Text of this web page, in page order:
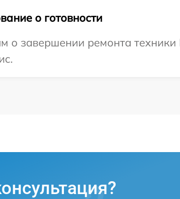
о готовности
завершении ремонта техники